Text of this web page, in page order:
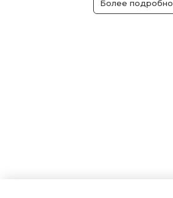
Более подробно